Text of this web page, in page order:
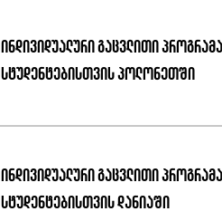
ინდივიდუალური გაცვლითი
სტუდენტებისთვის პოლონეთში
ინდივიდუალური გაცვლითი
სტუდენტებისთვის დანიაში